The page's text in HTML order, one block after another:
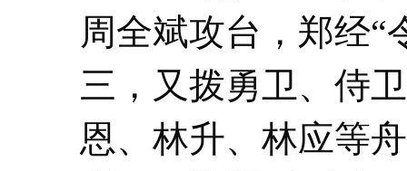
周全斌攻台，郑经“
三，又拨勇卫、侍
恩、林升、林应等